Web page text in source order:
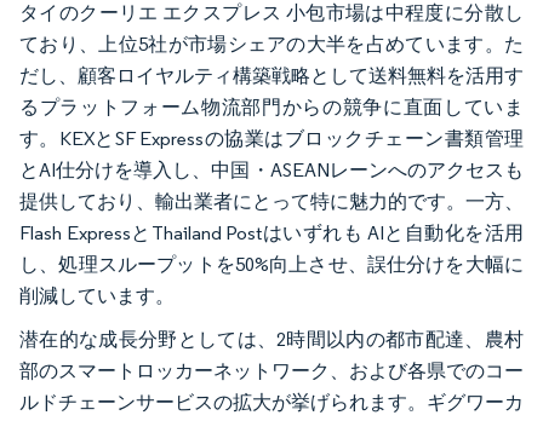
タイのクーリエ エクスプレス 小包市場は中程度に分散し
ており、上位5社が市場シェアの大半を占めています。た
だし、顧客ロイヤルティ構築戦略として送料無料を活用す
るプラットフォーム物流部門からの競争に直面していま
す。KEXとSF Expressの協業はブロックチェーン書類管理
とAI仕分けを導入し、中国・ASEANレーンへのアクセスも
提供しており、輸出業者にとって特に魅力的です。一方、
Flash ExpressとThailand Postはいずれも AIと自動化を活用
し、処理スループットを50%向上させ、誤仕分けを大幅に
削減しています。
潜在的な成長分野としては、2時間以内の都市配達、農村
部のスマートロッカーネットワーク、および各県でのコー
ルドチェーンサービスの拡大が挙げられます。ギグワーカ